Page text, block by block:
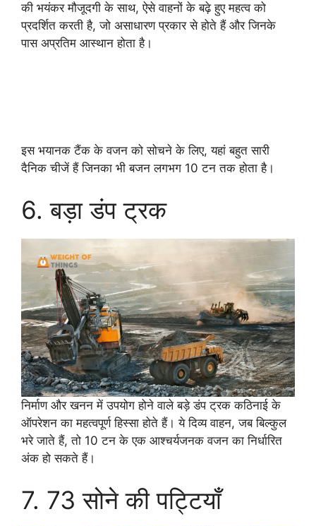
की भयंकर मौजूदगी के साथ, ऐसे वाहनों के बढ़े हुए महत्व को
प्रदर्शित करती है, जो असाधारण प्रकार से होते हैं और जिनके
पास अप्रतिम आस्थान होता है।
इस भयानक टैंक के वजन को सोचने के लिए, यहां बहुत सारी
दैनिक चीजें हैं जिनका भी बजन लगभग 10 टन तक होता है।
6. बड़ा डंप ट्रक
निर्माण और खनन में उपयोग होने वाले बड़े डंप ट्रक कठिनाई के
ऑपरेशन का महत्वपूर्ण हिस्सा होते हैं। ये दिव्य वाहन, जब बिल्कुल
भरे जाते हैं, तो 10 टन के एक आश्चर्यजनक वजन का निर्धारित
अंक हो सकते हैं।
7. 73 सोने की पट्टियाँ